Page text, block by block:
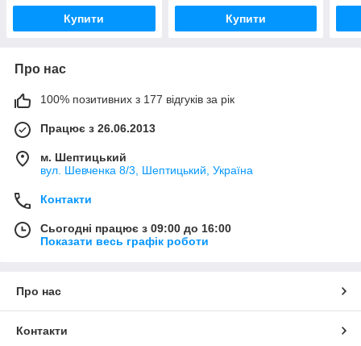
Купити Купити
Про нас
100% позитивних з 177 відгуків за рік
Працює з 26.06.2013
м. Шептицький
вул. Шевченка 8/3, Шептицький, Україна
Контакти
Сьогодні працює з 09:00 до 16:00
Показати весь графік роботи
Про нас
Контакти